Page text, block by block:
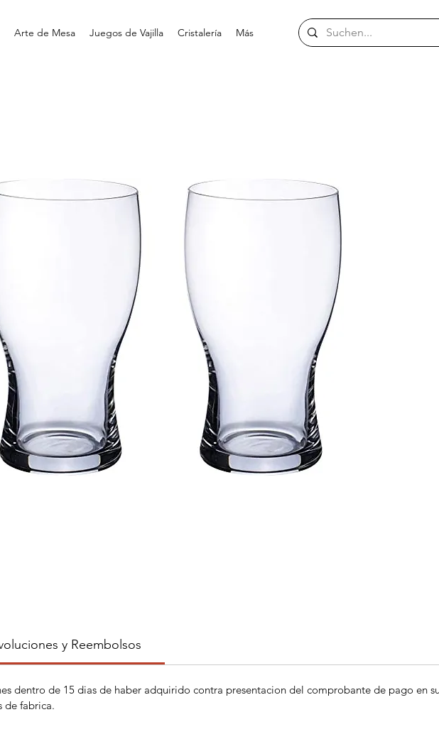
Arte de Mesa Juegos de Vajilla Cristalería Más
y Reembolsos
dentro de 15 dias de haber adquirido contra presentacion del comprobante de pago en
de fabrica.